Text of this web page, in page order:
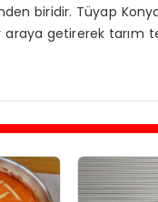
biridir. Tüyap
araya getirerek tarım